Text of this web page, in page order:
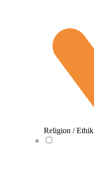
Religion / Ethik